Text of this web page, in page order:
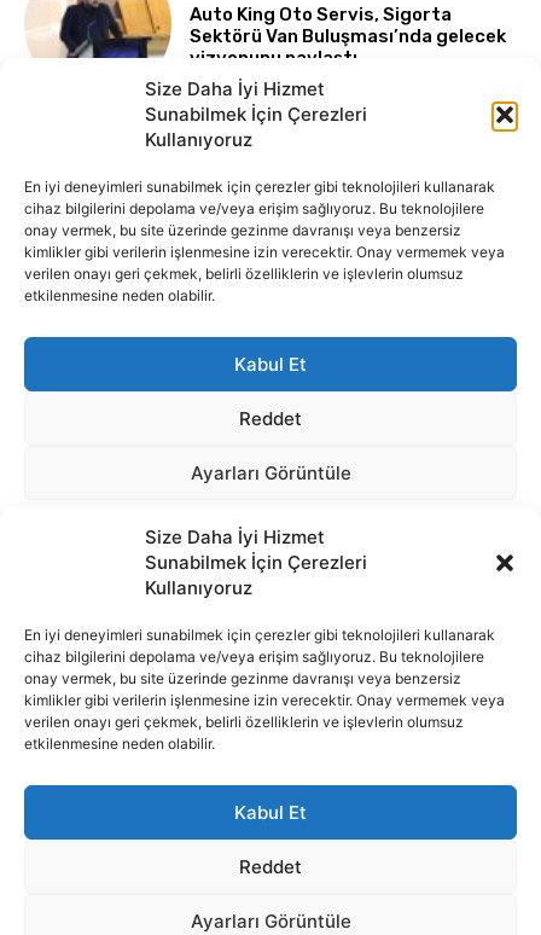
Size Daha İyi Hizmet
Sunabilmek İçin Çerezleri
Kullanıyoruz
En iyi deneyimleri sunabilmek için çerezler gibi teknolojileri kullanarak
cihaz bilgilerini depolama ve/veya erişim sağlıyoruz. Bu teknolojilere
onay vermek, bu site üzerinde gezinme davranışı veya benzersiz
kimlikler gibi verilerin işlenmesine izin verecektir. Onay vermemek veya
verilen onayı geri çekmek, belirli özelliklerin ve işlevlerin olumsuz
etkilenmesine neden olabilir.
Kabul Et
Reddet
Ayarları Görüntüle
İnternet portalımızda yer alan tüm haber metini, resim ve benzeri
içeriğin hakları Sigortamedya Yayıncılık A.Ş.'ye aittir. Hiçbir şekilde
basılı ya da elektronik bir ortamda, kaynak gösterilse bile izin
e-Mail Adresimiz: info@sigortamedia.com